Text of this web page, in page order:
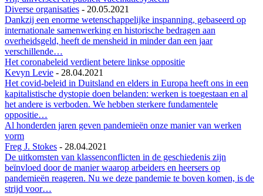
Diverse organisaties - 20.05.2021
Dankzij een enorme wetenschappelijke inspanning, gebaseerd op
internationale samenwerking en historische bedragen aan
overheidsgeld, heeft de mensheid in minder dan een jaar
verschillende…
Het coronabeleid verdient betere linkse oppositie
Kevyn Levie - 28.04.2021
Het covid-beleid in Duitsland en elders in Europa heeft ons in een
kapitalistische dystopie doen belanden: werken is toegestaan en al
het andere is verboden. We hebben sterkere fundamentele
oppositie…
Al honderden jaren geven pandemieën onze manier van werken
vorm
Freg J. Stokes - 28.04.2021
De uitkomsten van klassenconflicten in de geschiedenis zijn
beïnvloed door de manier waarop arbeiders en heersers op
pandemieën reageren. Nu we deze pandemie te boven komen, is de
strijd voor…